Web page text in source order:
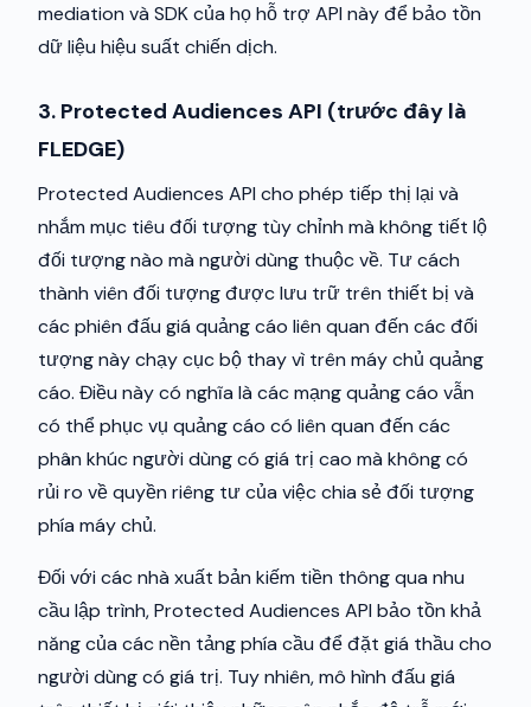
mediation và SDK của họ hỗ trợ API này để bảo tồn
dữ liệu hiệu suất chiến dịch.
3. Protected Audiences API (trước đây là
FLEDGE)
Protected Audiences API cho phép tiếp thị lại và
nhắm mục tiêu đối tượng tùy chỉnh mà không tiết lộ
đối tượng nào mà người dùng thuộc về. Tư cách
thành viên đối tượng được lưu trữ trên thiết bị và
các phiên đấu giá quảng cáo liên quan đến các đối
tượng này chạy cục bộ thay vì trên máy chủ quảng
cáo. Điều này có nghĩa là các mạng quảng cáo vẫn
có thể phục vụ quảng cáo có liên quan đến các
phân khúc người dùng có giá trị cao mà không có
rủi ro về quyền riêng tư của việc chia sẻ đối tượng
phía máy chủ.
Đối với các nhà xuất bản kiếm tiền thông qua nhu
cầu lập trình, Protected Audiences API bảo tồn khả
năng của các nền tảng phía cầu để đặt giá thầu cho
người dùng có giá trị. Tuy nhiên, mô hình đấu giá